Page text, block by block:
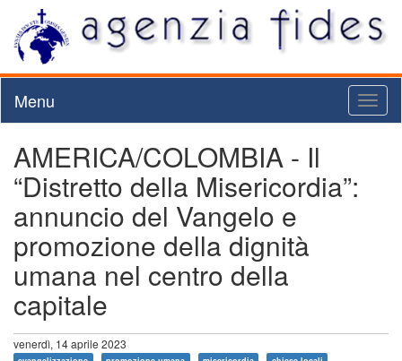
Menu
AMERICA/COLOMBIA - Il
“Distretto della Misericordia”:
annuncio del Vangelo e
promozione della dignità
umana nel centro della
capitale
venerdì, 14 aprile 2023